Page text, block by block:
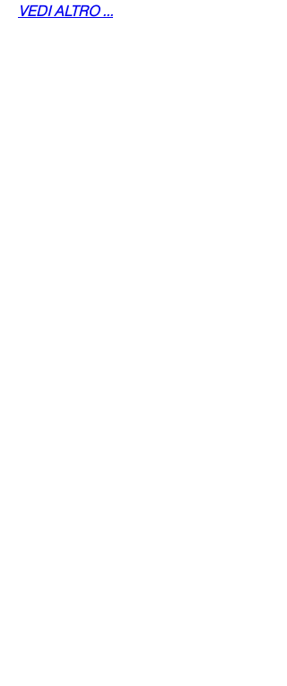
VEDI ALTRO ...